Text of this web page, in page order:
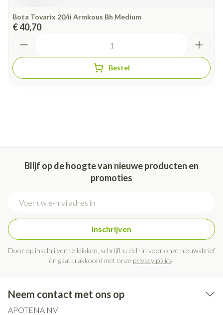
Bota Tovarix 20/ii Armkous Bh Medium
€ 40,70
Bestel
Blijf op de hoogte van nieuwe producten en
promoties
Inschrijven
Door op inschrijven te klikken, schrijft u zich in voor onze nieuwsbrief
en gaat u akkoord met onze privacy policy.
Neem contact met ons op
APOTENA NV